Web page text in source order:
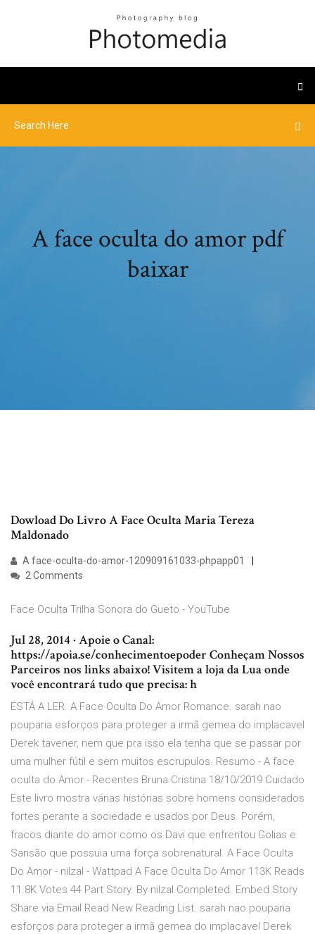
A face oculta do amor pdf
baixar
Dowload Do Livro A Face Oculta Maria Tereza
Maldonado
A face-oculta-do-amor-120909161033-phpapp01
2 Comments
Face Oculta Trilha Sonora do Gueto - YouTube
Jul 28, 2014 · Apoie o Canal:
https://apoia.se/conhecimentoepoder Conheçam Nossos
Parceiros nos links abaixo! Visitem a loja da Lua onde
você encontrará tudo que precisa: h
ESTÁ A LER. A Face Oculta Do Amor Romance. sarah nao
pouparia esforços para proteger a irmã gemea do implacavel
Derek tavener, nem que pra isso ela tenha que se passar por
uma mulher fútil e sem muitos escrupulos. Resumo - A face
oculta do Amor - Recentes Bruna.Cristina 18/10/2019 Cuidado
Este livro mostra várias histórias sobre homens considerados
fortes perante a sociedade e usados por Deus. Porém,
fracos diante do amor como os Davi que enfrentou Golias e
Sansão que possuia uma força sobrenatural. A Face Oculta
Do Amor - nilzal - Wattpad A Face Oculta Do Amor 113K Reads
11.8K Votes 44 Part Story. By nilzal Completed. Embed Story
Share via Email Read New Reading List. sarah nao pouparia
esforços para proteger a irmã gemea do implacavel Derek